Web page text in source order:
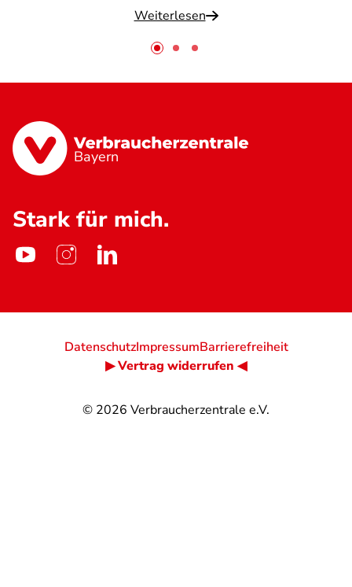
Weiterlesen
Bayern
Stark für mich.
© 2026 Verbraucherzentrale e.V.
DatenschutzImpressumBarrierefreiheit
▶ Vertrag widerrufen ◀